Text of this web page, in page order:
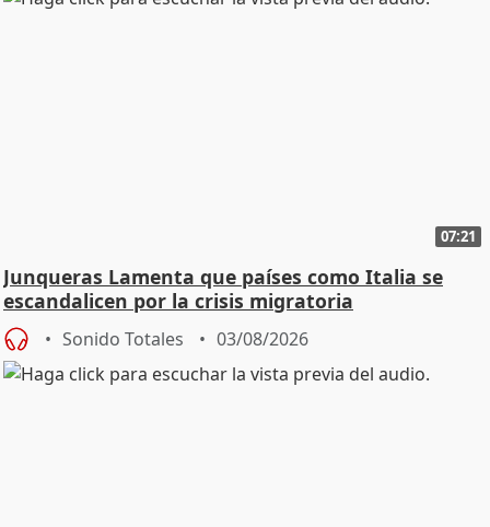
07:21
Junqueras Lamenta que países como Italia se
escandalicen por la crisis migratoria
Sonido Totales 03/08/2026